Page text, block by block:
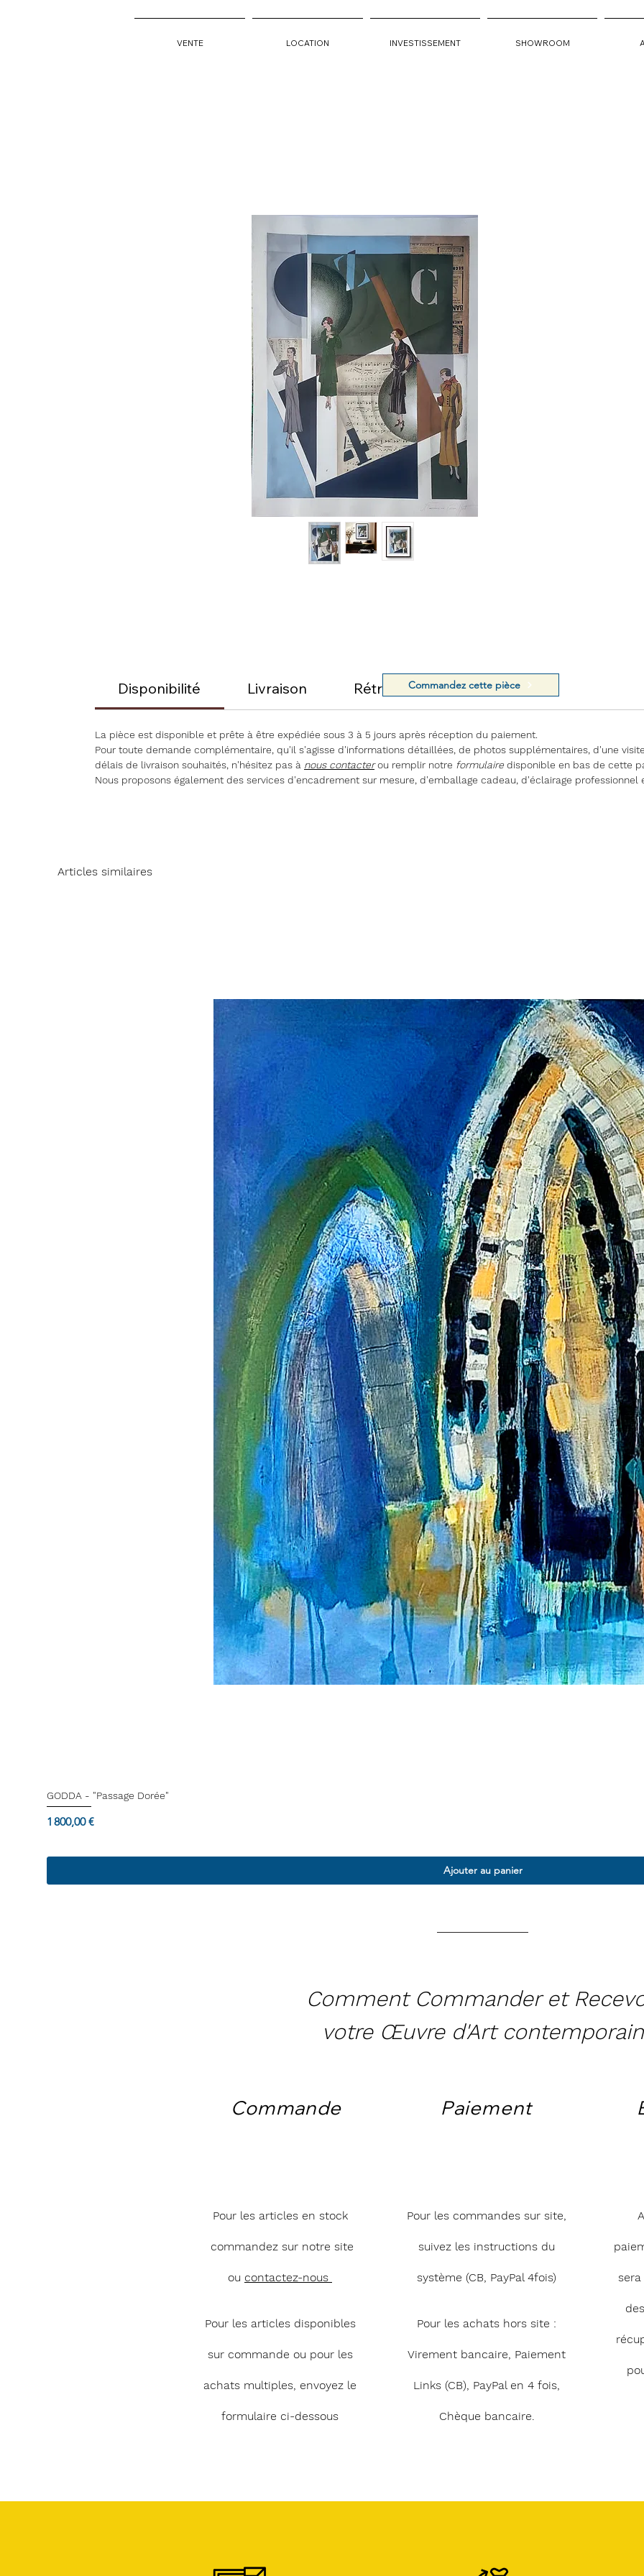
VENTE LOCATION INVESTISSEMENT SHOWROOM
Disponibilité Livraison Rétractation
La pièce est disponible et prête à être expédiée sous 3 à 5 jours après réception du paiement.
Pour toute demande complémentaire, qu'il s'agisse d'informations détaillées, de photos supplémentaires, d'une
délais de livraison souhaités, n'hésitez pas à nous contacter ou remplir notre formulaire disponible en bas de cette
Nous proposons également des services d'encadrement sur mesure, d'emballage cadeau, d'éclairage professionnel
Commandez cette pièce
Articles similaires
GODDA - "Passage Dorée"
Prix
1 800,00 €
Ajouter au panier
Comment Commander et
votre Œuvre d'Art contemporain
Commande
Pour les articles en stock
commandez sur notre site
ou contactez-nous
Pour les articles disponibles
sur commande ou pour les
achats multiples, envoyez le
formulaire ci-dessous
Paiement
Pour les commandes sur site,
suivez les instructions du
système (CB, PayPal 4fois)
Pour les achats hors site :
Virement bancaire, Paiement
Links (CB), PayPal en 4 fois,
Chèque bancaire.
sera